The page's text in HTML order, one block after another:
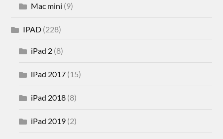
Mac mini (9)
IPAD (228)
iPad 2 (8)
iPad 2017 (15)
iPad 2018 (8)
iPad 2019 (2)